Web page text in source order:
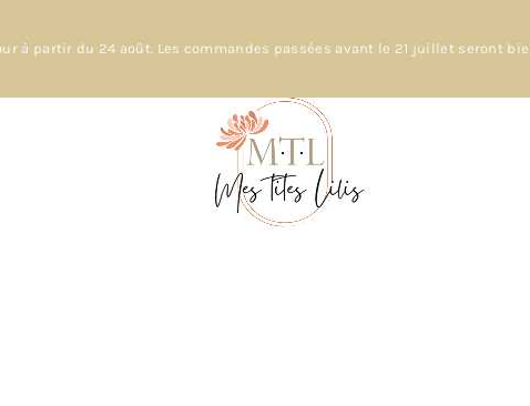
à partir du 24 août. Les commandes passées avant le 21 juillet seront